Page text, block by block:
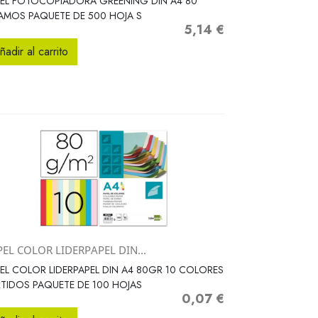
PAQUETE DE 500 HOJA S
Precio
5,14 €
al carrito
 Vista rápida
COLOR LIDERPAPEL DIN...
COLOR LIDERPAPEL DIN A4 80GR 10 COLORES
PAQUETE DE 100 HOJAS
Precio
0,07 €